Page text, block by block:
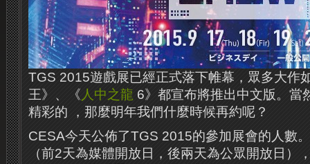
TGS 2015遊戲展已經正式落下帷幕，眾多大作
王》、《 人中之龍 6》都宣布將推出中文版。當
精彩的 ​​，那麼明年我們什麼時候再約呢？
CESA今天公佈了TGS 2015的參加展會的人數
（前2天為媒體開放日，後兩天為公眾開放日）